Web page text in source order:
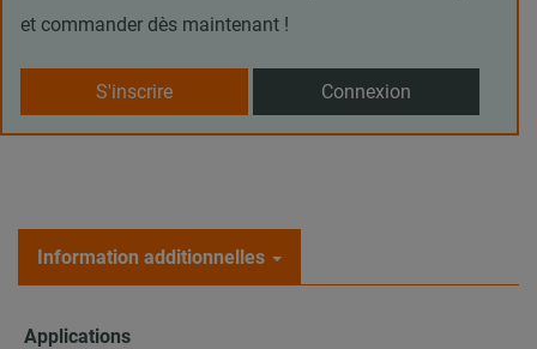
et commander dès maintenant !
S'inscrire Connexion
Information additionnelles
Applications